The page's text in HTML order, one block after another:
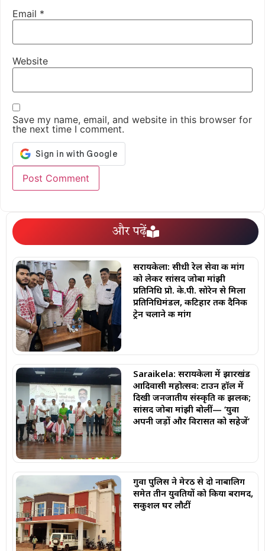
Email *
Website
Save my name, email, and website in this browser for
the next time I comment.
और पढ़ें
सरायकेला: सीधी रेल सेवा की मांग
को लेकर सांसद जोबा मांझी
प्रतिनिधि प्रो. के.पी. सोरेन से मिला
प्रतिनिधिमंडल, कटिहार तक दैनिक
ट्रेन चलाने की मांग
Saraikela: सरायकेला में झारखंड
आदिवासी महोत्सव: टाउन हॉल में
दिखी जनजातीय संस्कृति की झलक;
सांसद जोबा मांझी बोलीं— ‘युवा
अपनी जड़ों और विरासत को सहेजें’
गुवा पुलिस ने मेरठ से दो नाबालिग
समेत तीन युवतियों को किया बरामद,
सकुशल घर लौटीं